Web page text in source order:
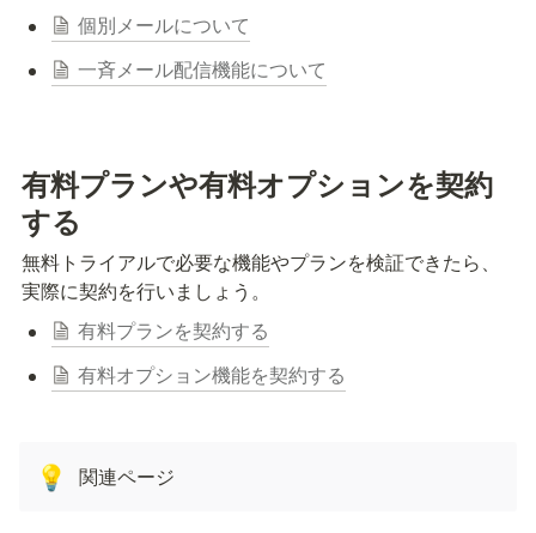
個別メールについて
一斉メール配信機能について
有料プランや有料オプションを契約
する
無料トライアルで必要な機能やプランを検証できたら、
実際に契約を行いましょう。
有料プランを契約する
有料オプション機能を契約する
💡 関連ページ